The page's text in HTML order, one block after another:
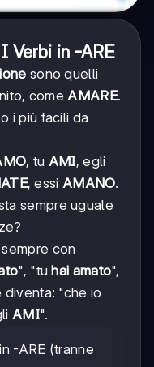
Verbi in -ARE
sono quelli
comeAMARE.
i più facili da
, tu AMI, egli
, essi AMANO.
sempre uguale
con
", "tu hai amato",
"che io
AMI".
-ARE (tranne